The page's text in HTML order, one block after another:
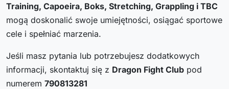
Training, Capoeira, Boks, Stretching, Grappling i TBC
mogą doskonalić swoje umiejętności, osiągać sportowe
cele i spełniać marzenia.
Jeśli masz pytania lub potrzebujesz dodatkowych
informacji, skontaktuj się z Dragon Fight Club pod
numerem 790813281